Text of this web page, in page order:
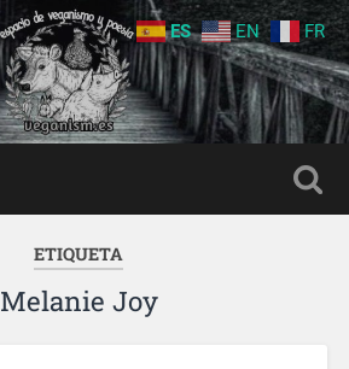
ETIQUETA
Melanie Joy
ES EN FR